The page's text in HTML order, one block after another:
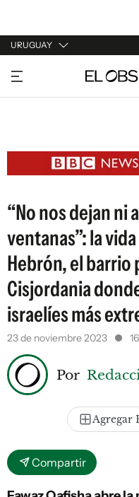
URUGUAY
URUGUAY
ARGENTINA
ESTADOS UNIDOS
“No nos dejan ni
ventanas”: la
Hebrón, el barrio
Cisjordania
israelíes más
23 de noviembre 2023
Por
Agregar
Compartir